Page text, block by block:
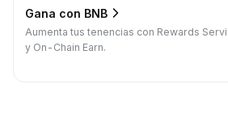
Gana con BNB
Aumenta tus tenencias con Rewards
y On-Chain Earn.